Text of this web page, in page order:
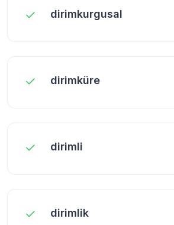
dirimkurgusal
dirimküre
dirimli
dirimlik